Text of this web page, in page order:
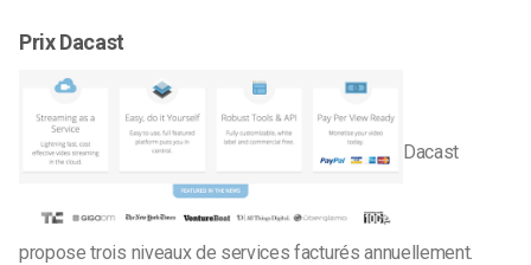
Prix Dacast
Dacast
propose trois niveaux de services facturés annuellement.